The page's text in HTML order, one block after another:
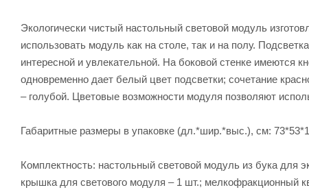
Экологически чистый настольный световой модуль
использовать модуль как на столе, так и на полу.
интересной и увлекательной. На боковой стенке имеются
одновременно дает белый цвет подсветки; сочетание
– голубой. Цветовые возможности модуля позволяют
Габаритные размеры в упаковке (дл.*шир.*выс.), см:
Комплектность: настольный световой модуль из бука для
крышка для светового модуля – 1 шт.; мелкофракционный